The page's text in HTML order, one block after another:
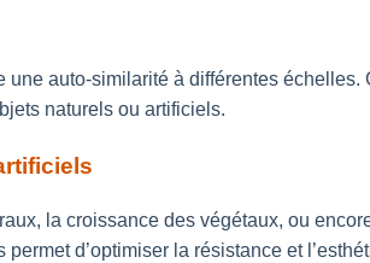
auto-similarité à différentes
naturels ou artificiels.
la croissance des végétaux, ou
d’optimiser la résistance et